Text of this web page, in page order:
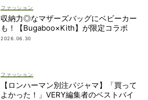
ファッション
収納力◎なマザーズバッグにベビーカー
も！【Bugaboo×Kith】が限定コラボ
2026.06.30
ファッション
【ロンハーマン別注パジャマ】「買って
よかった！」VERY編集者のベストバイ